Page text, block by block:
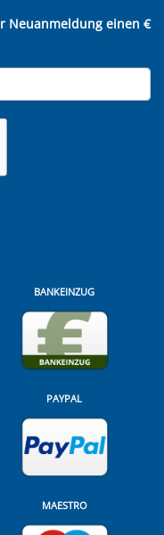
Neuanmeldung einen €
BANKEINZUG
PAYPAL
MAESTRO